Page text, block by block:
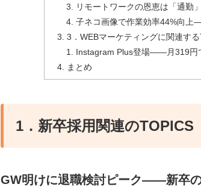
リモートワークの恩恵は「通勤
子ネコ画像で作業効率44%向上
3．WEBマーケティングに関連す
Instagram Plus登場——月319円
まとめ
1．新卒採用関連のTOPICS
GW明けに退職検討ピーク——新卒